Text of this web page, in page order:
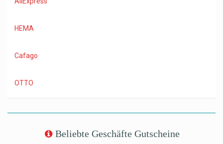
HEMA
Cafago
OTTO
Beliebte Geschäfte Gutscheine